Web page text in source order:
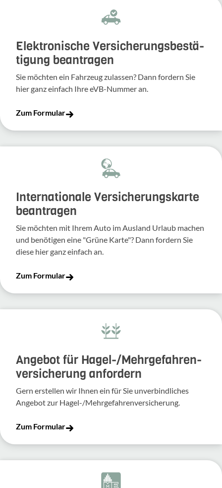
Elek­tro­ni­sche Versi­che­rungs­be­stä­
ti­gung bean­tragen
Sie möchten ein Fahr­zeug zulassen? Dann fordern Sie
hier ganz einfach Ihre eVB-​Nummer an.
Zum Formular
Inter­na­tio­nale Versi­che­rungs­karte
bean­tragen
Sie möchten mit Ihrem Auto im Ausland Urlaub machen
und benö­tigen eine "Grüne Karte"? Dann fordern Sie
diese hier ganz einfach an.
Zum Formular
Angebot für Hagel-­/Mehrgefahren­
versicherung anfordern
Gern erstellen wir Ihnen ein für Sie unverbindliches
Angebot zur Hagel-/Mehrgefahrenversicherung.
Zum Formular